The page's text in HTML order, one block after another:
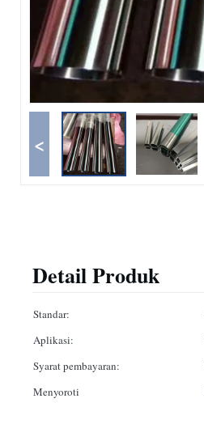
<
Detail Produk
Standar:
Aplikasi:
Syarat pembayaran:
Menyoroti